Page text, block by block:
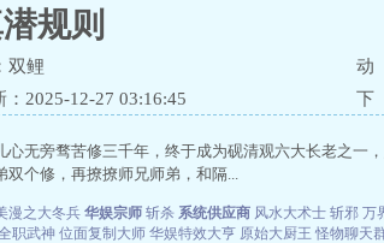
规则
鲤 动
：2025-12-27 03:16:45
下
心无旁骛苦修三千年，终于成为砚清观六大长老之一
双个修，再撩撩师兄师弟，和隔...
漫之大冬兵 华娱宗师 斩杀 系统供应商 风水大术士 斩邪 万
职武神 位面复制大师 华娱特效大亨 原始大厨王 怪物聊天